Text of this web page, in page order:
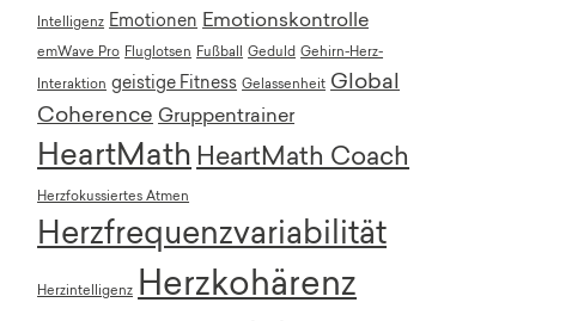
Intelligenz Emotionen Emotionskontrolle
emWave Pro Fluglotsen Fußball Geduld Gehirn-Herz-
Interaktion geistige Fitness Gelassenheit Global
Coherence Gruppentrainer
HeartMath HeartMath Coach
Herzfokussiertes Atmen
Herzfrequenzvariabilität
Herzintelligenz Herzkohärenz